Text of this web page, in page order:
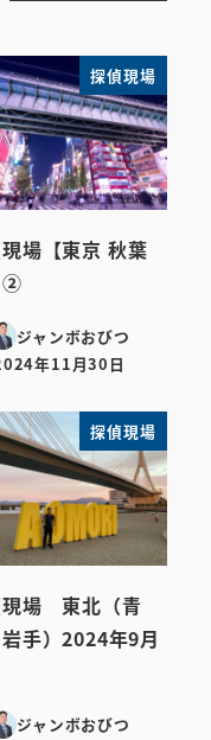
探偵現場
場【東京 秋葉
②
ジャンボおびつ
稿日
年11月30日
探偵現場
場 東北（青
手）2024年9月
ジャンボおびつ